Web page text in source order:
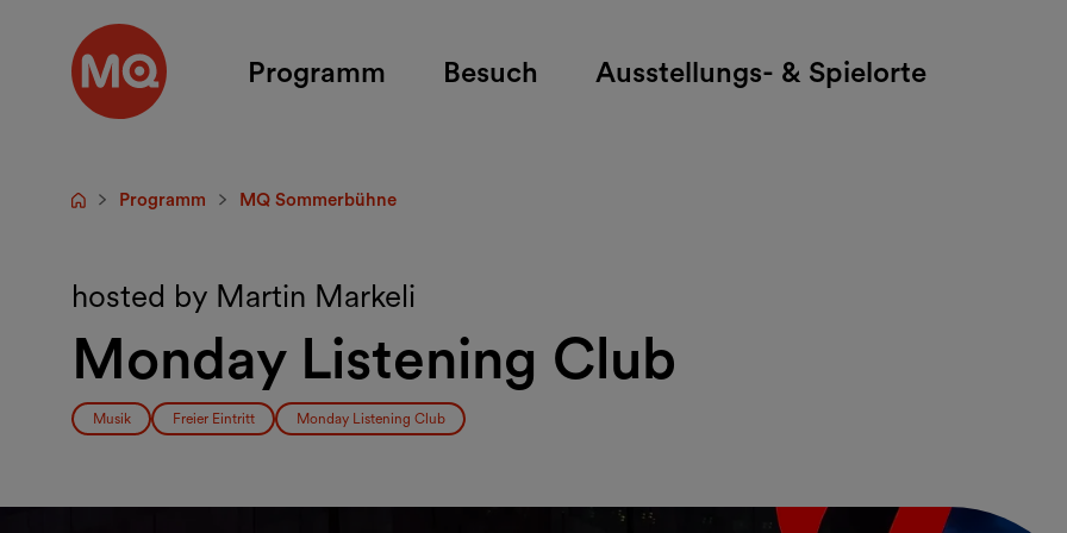
Programm Besuch Ausstellungs- & Spielorte
StartseiteProgramm MQ Sommerbühne
hosted by Martin Markeli
Monday Listening Club
Musik Freier Eintritt Monday Listening Club